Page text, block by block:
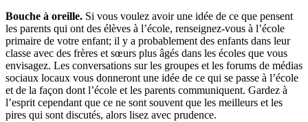
Bouche à oreille. Si vous voulez avoir une idée de ce que pensent
les parents qui ont des élèves à l’école, renseignez-vous à l’école
primaire de votre enfant; il y a probablement des enfants dans leur
classe avec des frères et sœurs plus âgés dans les écoles que vous
envisagez. Les conversations sur les groupes et les forums de médias
sociaux locaux vous donneront une idée de ce qui se passe à l’école
et de la façon dont l’école et les parents communiquent. Gardez à
l’esprit cependant que ce ne sont souvent que les meilleurs et les
pires qui sont discutés, alors lisez avec prudence.